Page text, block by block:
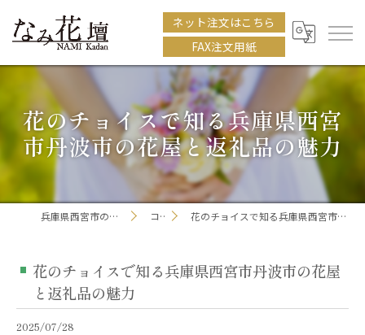
ネット注文はこちら
FAX注文用紙
花のチョイスで知る兵庫県西宮
市丹波市の花屋と返礼品の魅力
兵庫県西宮市の花屋ならなみ花壇 コラム 花のチョイスで知る兵庫県西宮市丹波市の花屋と返礼品の魅力
花のチョイスで知る兵庫県西宮市丹波市の花屋
と返礼品の魅力
2025/07/28